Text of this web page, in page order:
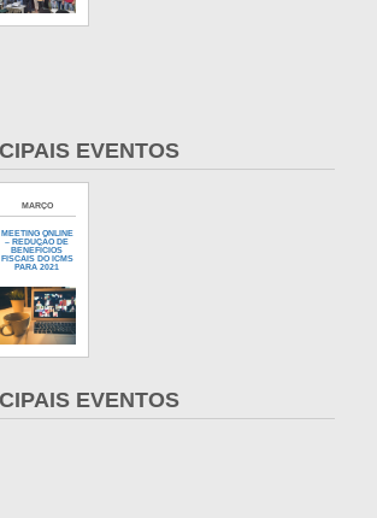
EVENTOS
MARÇO
MEETING ONLINE
– REDUÇÃO DE
BENEFÍCIOS
FISCAIS DO ICMS
PARA 2021
EVENTOS